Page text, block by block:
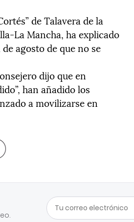
de Talavera de la
La Mancha, ha explicado
agosto de que no se
dijo que en
han añadido los
a movilizarse en